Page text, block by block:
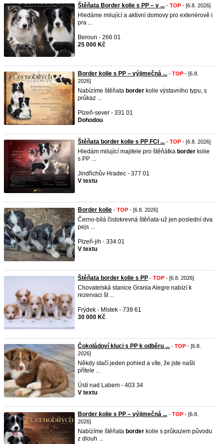
Štěňata Border kolie s PP – v ... - TOP - [6.8. 2026]
Hledáme milující a aktivní domovy pro exteriérově i
pra ...
Beroun - 266 01
25 000 Kč
Border kolie s PP – výjimečná ... - TOP - [6.8.
2026]
Nabízíme štěňata border kolie výstavního typu, s
průkaz ...
Plzeň-sever - 331 01
Dohodou
Štěňata border kolie s PP FCI ... - TOP - [6.8. 2026]
Hledám milující majitele pro štěňátka border kolie
s PP ...
Jindřichův Hradec - 377 01
V textu
Border kolie - TOP - [6.8. 2026]
Černo-bílá čistokrevná štěňata-už jen poslední dva
pejs ...
Plzeň-jih - 334 01
V textu
Štěňata border kolie s PP - TOP - [6.8. 2026]
Chovatelská stanice Grania Alegre nabízí k
rezervaci št ...
Frýdek - Místek - 739 61
30 000 Kč
Čokoládoví kluci s PP k odběru ... - TOP - [6.8.
2026]
Někdy stačí jeden pohled a víte, že jste našli
přítele ...
Ústí nad Labem - 403 34
V textu
Border kolie s PP – výjimečná ... - TOP - [6.8.
2026]
Nabízíme štěňata border kolie s průkazem původu
z dlouh ...